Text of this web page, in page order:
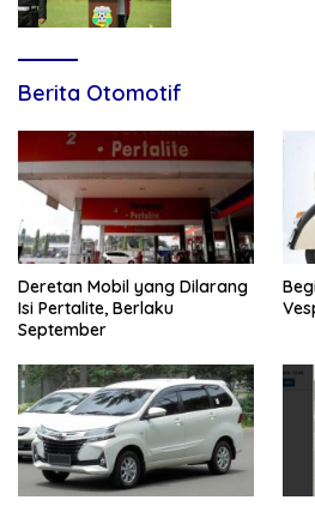
Berita Otomotif
Deretan Mobil yang Dilarang
Isi Pertalite, Berlaku
September